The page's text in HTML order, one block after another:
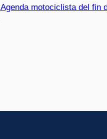
Agenda motociclista del fin